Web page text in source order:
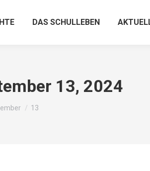
DAS SCHULLEBEN
13, 2024
13